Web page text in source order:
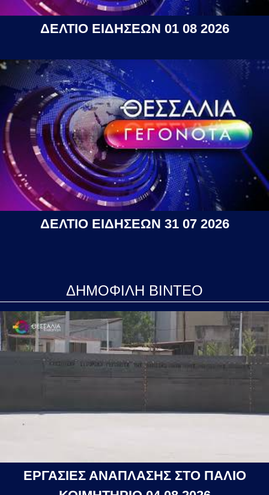
ΔΕΛΤΙΟ ΕΙΔΗΣΕΩΝ 01 08 2026
ΔΕΛΤΙΟ ΕΙΔΗΣΕΩΝ 31 07 2026
ΔΗΜΟΦΙΛΗ ΒΙΝΤΕΟ
ΕΡΓΑΣΙΕΣ ΑΝΑΠΛΑΣΗΣ ΣΤΟ ΠΑΛΙΟ